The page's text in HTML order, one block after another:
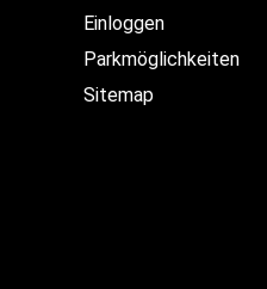
Einloggen
Parkmöglichkeiten
Sitemap